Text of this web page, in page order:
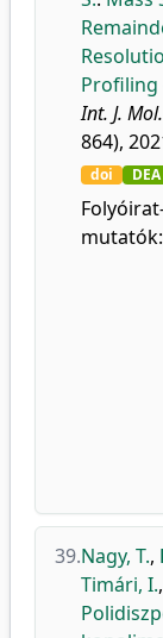
Profiling
Int. J.
864),
doi DEA
mutatók:
39.Nagy, T.,
Timári, I.,